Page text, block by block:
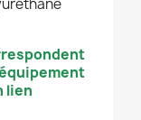
lien